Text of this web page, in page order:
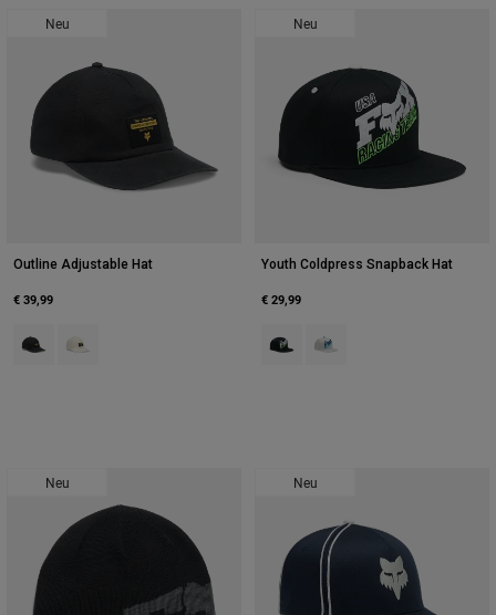
Neu
Outline Adjustable Hat
€ 39,99
Product swatch type of Schwarz.
Product swatch type of Pearl White.
Neu
Youth Coldpress Snapback Hat
€ 29,99
Product swatch type of Schwarz.
Product swatch type of
Neu Neu